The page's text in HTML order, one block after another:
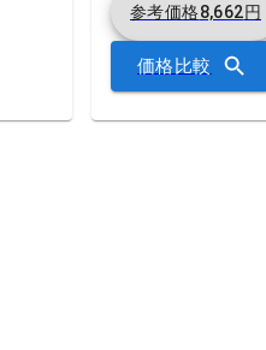
参考価格8,662円
価格比較